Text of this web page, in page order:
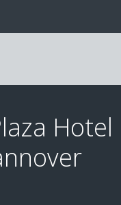
Hotel